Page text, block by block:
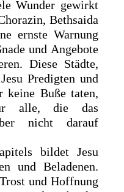
Wunder gewirkt
Bethsaida
ernste Warnung
und Angebote
Diese Städte,
Predigten und
keine Buße taten,
alle, die das
nicht darauf
bildet Jesu
und Beladenen.
und Hoffnung